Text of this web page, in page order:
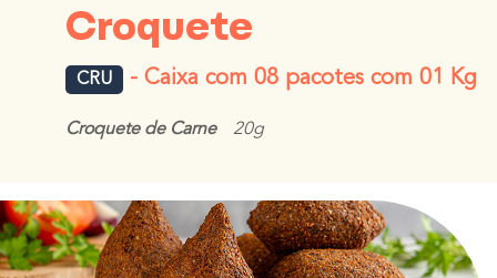
Croquete
CRU - Caixa com 08 pacotes com 01 Kg
Croquete de Carne 20g